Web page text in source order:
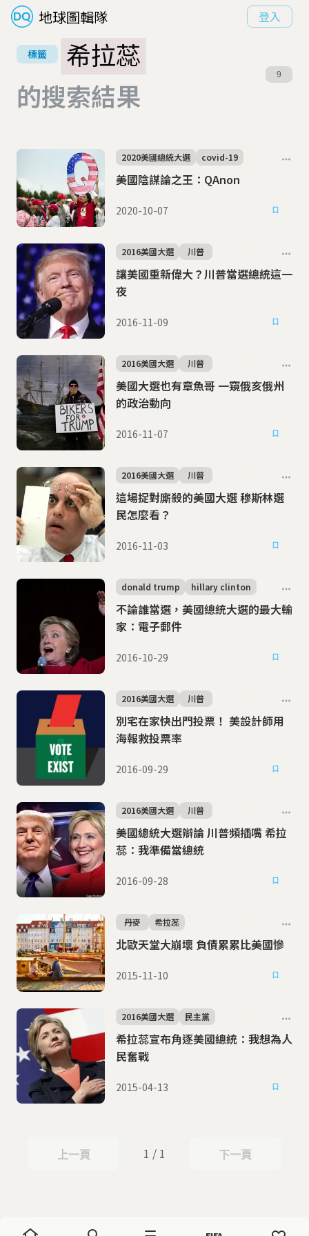
地球圖輯隊 登入
標籤
希拉蕊
的搜索結果
9
美國陰謀論之王：QAnon
2020美國總統大選 covid-19
2020-10-07
讓美國重新偉大？川普當選總統這一
夜
2016美國大選 川普
2016-11-09
美國大選也有章魚哥 一窺俄亥俄州
的政治動向
2016美國大選 川普
2016-11-07
這場捉對廝殺的美國大選 穆斯林選
民怎麼看？
2016美國大選 川普
2016-11-03
不論誰當選，美國總統大選的最大輸
家：電子郵件
donald trump hillary clinton
2016-10-29
別宅在家快出門投票！ 美設計師用
海報救投票率
2016美國大選 川普
2016-09-29
美國總統大選辯論 川普頻插嘴 希拉
蕊：我準備當總統
2016美國大選 川普
2016-09-28
北歐天堂大崩壞 負債累累比美國慘
丹麥 希拉蕊
2015-11-10
希拉蕊宣布角逐美國總統：我想為人
民奮戰
2016美國大選 民主黨
2015-04-13
上一頁
上一頁 1 / 1 下一頁
下一頁